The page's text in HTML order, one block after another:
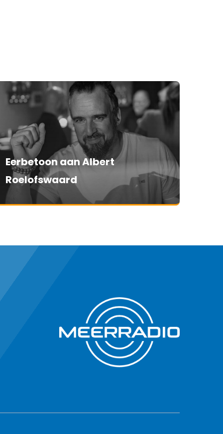
Eerbetoon aan Albert
Roelofswaard